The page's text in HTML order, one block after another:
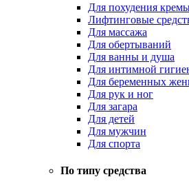
Для похудения
Лифтинговые
Для массажа
Для обертываний
Для ванны и душа
Для интимной
Для беременных
Для рук и ног
Для загара
Для детей
Для мужчин
Для спорта
По типу средства